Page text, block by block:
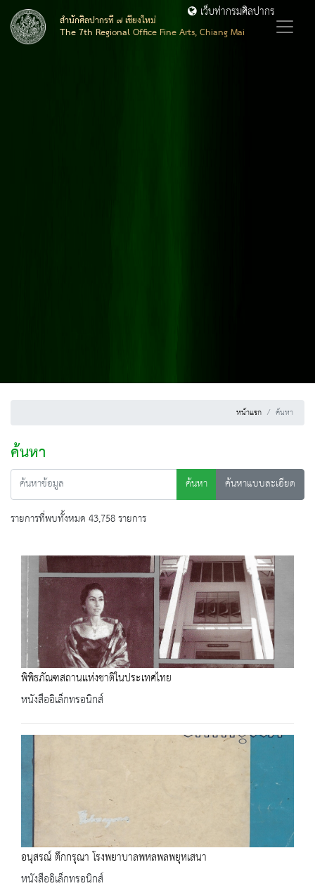
สำนักศิลปากรที่ ๗ เชียงใหม่
The 7th Regional Office Fine Arts, Chiang Mai
เว็บท่ากรมศิลปากร
หน้าแรก ค้นหา
ค้นหา
ค้นหา
ค้นหาแบบละเอียด
รายการที่พบทั้งหมด 43,758 รายการ
พิพิธภัณฑสถานแห่งชาติในประเทศไทย
หนังสืออิเล็กทรอนิกส์
อนุสรณ์ ตึกกรุณา โรงพยาบาลพหลพลพยุหเสนา
หนังสืออิเล็กทรอนิกส์